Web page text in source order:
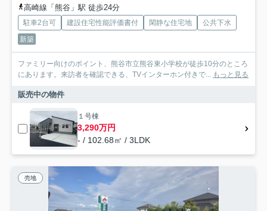
高崎線「熊谷」駅 徒歩24分
駐車2台可 建設住宅性能評価書付 閑静な住宅地
公共下水
新築
ファミリー向けのポイント、熊谷市立熊谷東小学校が徒歩10分のところ
にあります。来訪者を確認できる、TVインターホン付きで... もっと見る
販売中の物件
１号棟
3,290万円
- / 102.68㎡ / 3LDK
売地